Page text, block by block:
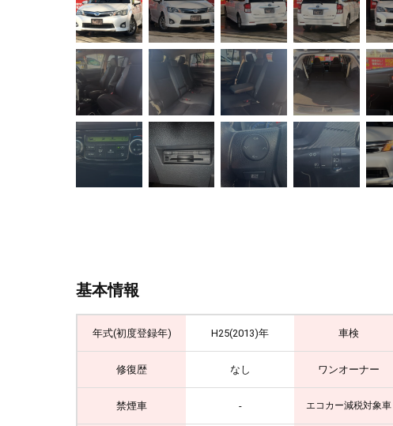
基本情報
年式(初度登録年) H25(2013)年 車検
修復歴 なし ワンオーナー
禁煙車 - エコカー減税対象車